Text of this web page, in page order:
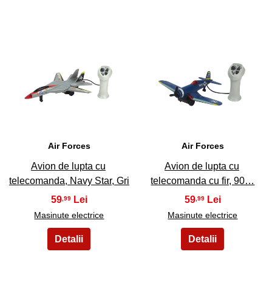
17
Air Forces
Avion de lupta cu
telecomanda, Navy Star, Gri
59,99
Masinute electrice
18
Air Forces
Avion de lupta cu
telecomanda cu fir, 90…
59,99
Masinute electrice